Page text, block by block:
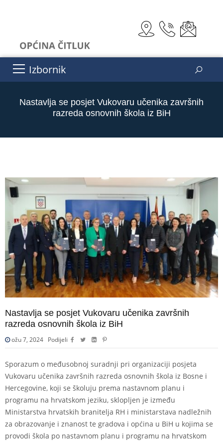
Izbornik
Nastavlja se posjet Vukovaru učenika završnih
razreda osnovnih škola iz BiH
Nastavlja se posjet Vukovaru učenika završnih
razreda osnovnih škola iz BiH
ožu 7, 2024 Podijeli
Sporazum o međusobnoj suradnji pri organizaciji posjeta
Vukovaru učenika završnih razreda osnovnih škola iz Bosne i
Hercegovine, koji se školuju prema nastavnom planu i
programu na hrvatskom jeziku, sklopljen je između
Ministarstva hrvatskih branitelja RH i ministarstava nadležnih
za obrazovanje i znanost te gradova i općina u BiH u kojima se
provodi škola po nastavnom planu i programu na hrvatskom